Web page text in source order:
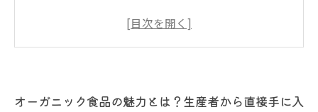
旬の食材をお届け！選ぶべきオーガニック宅配
食品宅配のメリット
オーガニック食品の魅力とは？生産者から直接手に入